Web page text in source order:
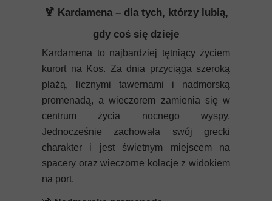
🍹 Kardamena – dla tych, którzy lubią,
gdy coś się dzieje
Kardamena to najbardziej tętniący życiem
kurort na Kos. Za dnia przyciąga szeroką
plażą, licznymi tawernami i nadmorską
promenadą, a wieczorem zamienia się w
centrum życia nocnego wyspy.
Jednocześnie zachowała swój grecki
charakter i jest świetnym miejscem na
spacery oraz wieczorne kolacje z widokiem
na port.